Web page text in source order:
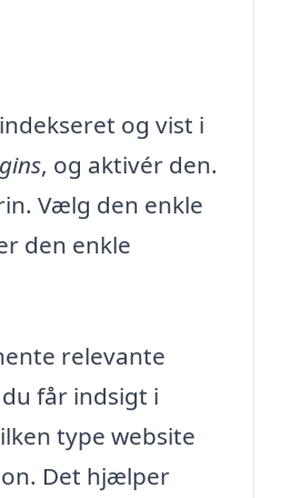
og vist i
, og aktivér den.
Vælg den enkle
den enkle
relevante
du får indsigt i
type website
Det hjælper